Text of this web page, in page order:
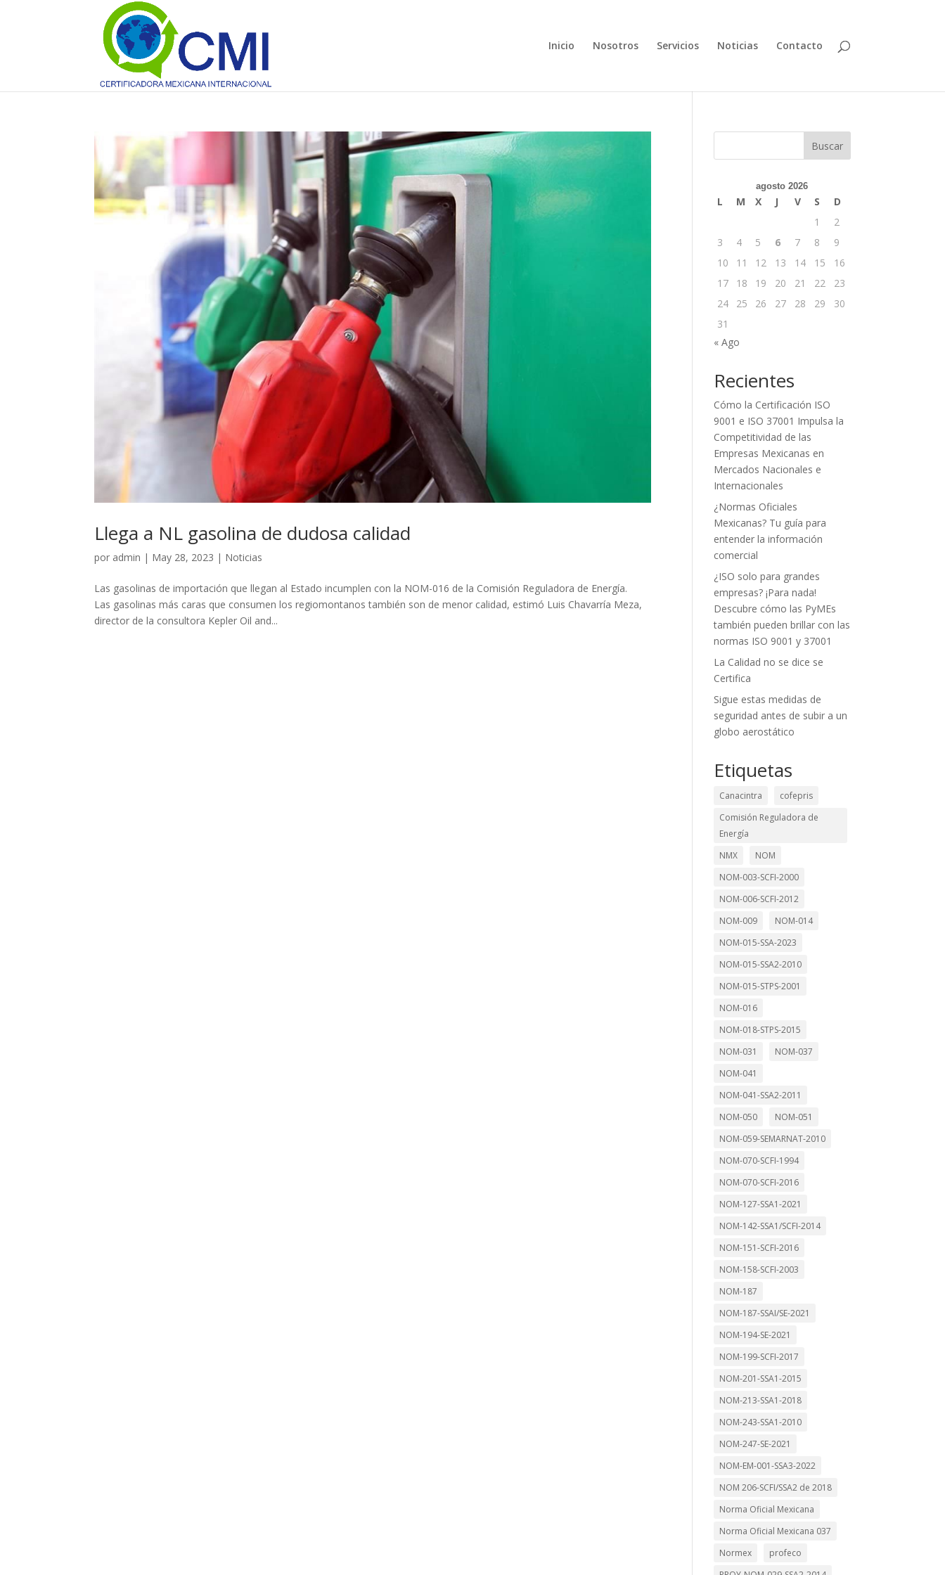
Inicio Nosotros Servicios Noticias Contacto
Llega a NL gasolina de dudosa calidad
por admin | May 28, 2023 | Noticias
Las gasolinas de importación que llegan al Estado incumplen con la NOM-016 de la Comisión Reguladora de Energía.
Las gasolinas más caras que consumen los regiomontanos también son de menor calidad, estimó Luis Chavarría Meza,
director de la consultora Kepler Oil and...
Buscar
agosto 2026
L M X J V S
D
1
2
3
4 5 6 7 8
9
10
11 12 13 14 15
16
17
18 19 20 21 22
23
24
25 26 27 28 29
30
31
« Ago
Recientes
Cómo la Certificación ISO
9001 e ISO 37001 Impulsa la
Competitividad de las
Empresas Mexicanas en
Mercados Nacionales e
Internacionales
¿Normas Oficiales
Mexicanas? Tu guía para
entender la información
comercial
¿ISO solo para grandes
empresas? ¡Para nada!
Descubre cómo las PyMEs
también pueden brillar con las
normas ISO 9001 y 37001
La Calidad no se dice se
Certifica
Sigue estas medidas de
seguridad antes de subir a un
globo aerostático
Etiquetas
Canacintra
cofepris
Comisión Reguladora de
Energía
NMX
NOM
NOM-003-SCFI-2000
NOM-006-SCFI-2012
NOM-009
NOM-014
NOM-015-SSA-2023
NOM-015-SSA2-2010
NOM-015-STPS-2001
NOM-016
NOM-018-STPS-2015
NOM-031
NOM-037
NOM-041
NOM-041-SSA2-2011
NOM-050
NOM-051
NOM-059-SEMARNAT-2010
NOM-070-SCFI-1994
NOM-070-SCFI-2016
NOM-127-SSA1-2021
NOM-142-SSA1/SCFI-2014
NOM-151-SCFI-2016
NOM-158-SCFI-2003
NOM-187
NOM-187-SSAI/SE-2021
NOM-194-SE-2021
NOM-199-SCFI-2017
NOM-201-SSA1-2015
NOM-213-SSA1-2018
NOM-243-SSA1-2010
NOM-247-SE-2021
NOM-EM-001-SSA3-2022
NOM 206-SCFI/SSA2 de 2018
Norma Oficial Mexicana
Norma Oficial Mexicana 037
Normex
profeco